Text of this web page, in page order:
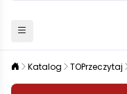
Katalog TOPrzeczytaj